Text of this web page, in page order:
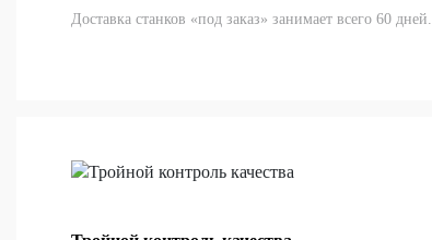
Доставка станков «под заказ» занимает всего 60 дней.